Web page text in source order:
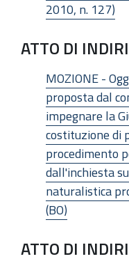
2010, n. 127)
ATTO DI
MOZIONE -
proposta dal
impegnare la
costituzione di
procedimento
dall'inchiesta
naturalistica
(BO)
ATTO DI